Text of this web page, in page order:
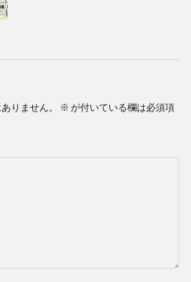
りません。 ※ が付いている欄は必須項